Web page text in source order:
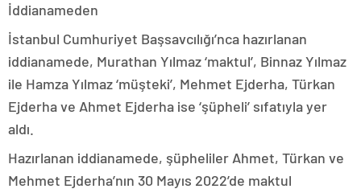
İddianameden
İstanbul Cumhuriyet Başsavcılığı’nca hazırlanan
iddianamede, Murathan Yılmaz ‘maktul’, Binnaz Yılmaz
ile Hamza Yılmaz ‘müşteki’, Mehmet Ejderha, Türkan
Ejderha ve Ahmet Ejderha ise ‘şüpheli’ sıfatıyla yer
aldı.
Hazırlanan iddianamede, şüpheliler Ahmet, Türkan ve
Mehmet Ejderha’nın 30 Mayıs 2022’de maktul